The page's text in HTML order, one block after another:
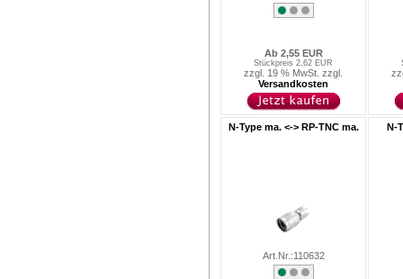
Ab 2,55 EUR
Stückpreis 2,62 EUR
zzgl. 19 % MwSt. zzgl.
Versandkosten
N-Type ma. <-> RP-TNC ma.
Art.Nr.:110632
N-